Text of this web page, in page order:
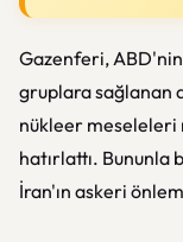
Gazenferi,
gruplara sağlanan
nükleer meseleleri
hatırlattı.
İran'ın askeri